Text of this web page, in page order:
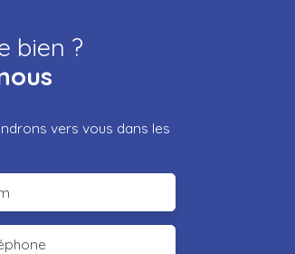
bien ?
vers vous dans les